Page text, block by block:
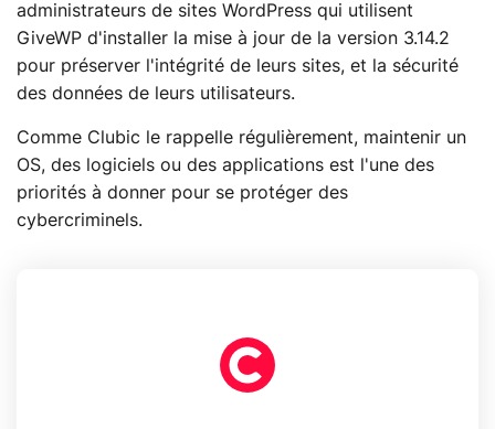
administrateurs de sites WordPress qui utilisent
GiveWP d'installer la mise à jour de la version 3.14.2
pour préserver l'intégrité de leurs sites, et la sécurité
des données de leurs utilisateurs.
Comme Clubic le rappelle régulièrement, maintenir un
OS, des logiciels ou des applications est l'une des
priorités à donner pour se protéger des
cybercriminels.